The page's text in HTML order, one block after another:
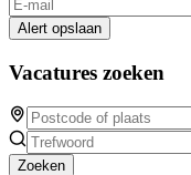
Alert opslaan
Vacatures zoeken
Zoeken